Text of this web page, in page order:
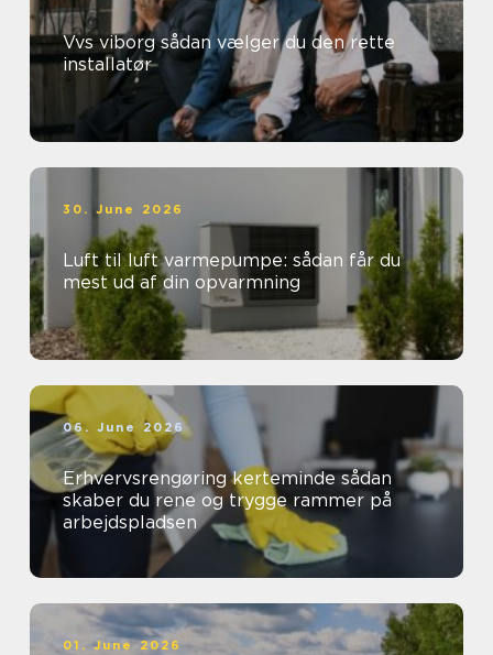
Vvs viborg sådan vælger du den rette
installatør
30. June 2026
Luft til luft varmepumpe: sådan får du
mest ud af din opvarmning
06. June 2026
Erhvervsrengøring kerteminde sådan
skaber du rene og trygge rammer på
arbejdspladsen
01. June 2026